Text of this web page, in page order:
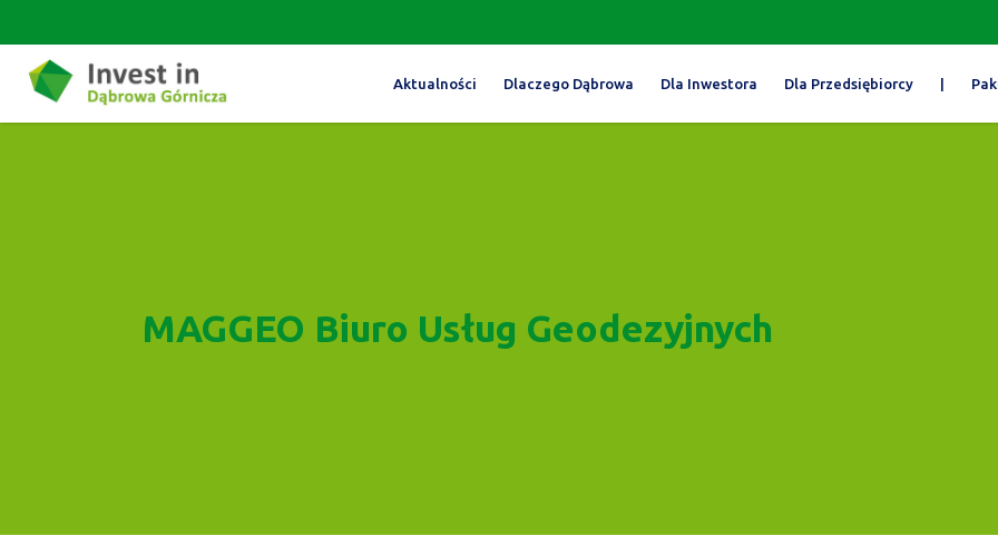
Aktualności Dlaczego Dąbrowa Dla Inwestora Dla Przedsiębiorcy |
MAGGEO Biuro Usług Geodezyjnych